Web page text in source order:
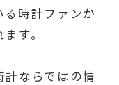
時計ファンか
す。
計ならではの情